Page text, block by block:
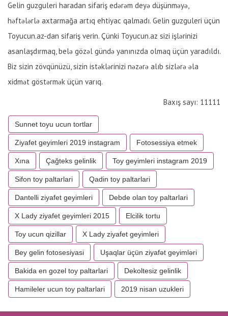
Gelin guzguleri haradan sifariş edərəm deyə düşünməyə,
həftələrlə axtarmağa artıq ehtiyac qalmadı. Gelin guzguleri üçün
Toyucun.az-dan sifariş verin. Çünki Toyucun.az sizi işlərinizi
asanlaşdırmaq, belə gözəl gündə yanınızda olmaq üçün yaradıldı.
Biz sizin zövqünüzü, sizin istəklərinizi nəzərə alıb sizlərə əla
xidmət göstərmək üçün varıq.
Baxış sayı: 11111
Sunnet toyu ucun tortlar
Ziyafet geyimleri 2019 instagram Fotosessiya etmek
Xına Çağteks gelinlik Toy geyimleri instagram 2019
Sifon toy paltarlari Qadin toy paltarlari
Dantelli ziyafet geyimleri Debde olan toy paltarlari
X Lady ziyafet geyimleri 2015 Elcilik tortu
Toy ucun qizillar X Lady ziyafet geyimleri
Bey gelin fotosesiyasi Uşaqlar üçün ziyafət geyimləri
Bakida en gozel toy paltarlari Dekoltesiz gelinlik
Hamileler ucun toy paltarlari 2019 nisan uzukleri